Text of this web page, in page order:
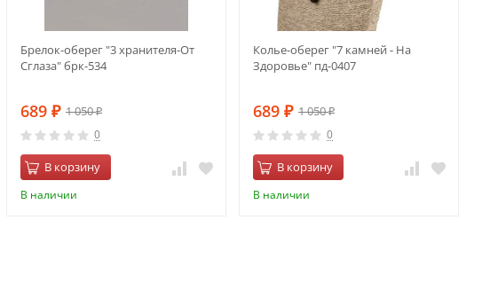
Брелок-оберег "3 хранителя-От
Сглаза" брк-534
689 ₽ 1 050₽
0
В корзину
В наличии
Колье-оберег "7 камней - На
Здоровье" пд-0407
689 ₽ 1 050₽
0
В корзину
В наличии